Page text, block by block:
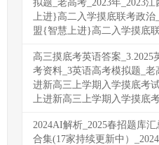
拟题_老高考_2023年_2023
上进}高二入学摸底联考政治
盟{智慧上进}高二入学摸底
高三摸底考英语答案_3.2025
考资料_3英语高考模拟题_老
进新高三上学期入学摸底考
上进新高三上学期入学摸底
2024AI解析_2025春招题库
合集(17家持续更新中）